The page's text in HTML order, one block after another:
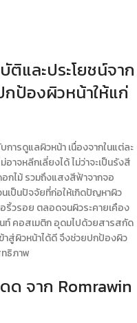
และประโยชน์จาก
ป้องผิวหน้าให้แก่
การดูแลผิวหน้าเนื่องจากในแต่ละ
าจหลีกเลี่ยงได้ ไม่ว่าจะเป็นรังสี
กไม้ รวมถึงแสงสีฟ้าจากจอ
เป็นปัจจัยที่ก่อให้เกิดปัญหาผิว
ริ้วรอย ตลอดจนผิวระคายเคือง
ท์ คอสเมติก อุดมไปด้วยสารสกัด
าสู่ผิวหน้าได้ดี จึงช่วยปกป้องผิว
สิทธิภาพ
จาก Romrawin